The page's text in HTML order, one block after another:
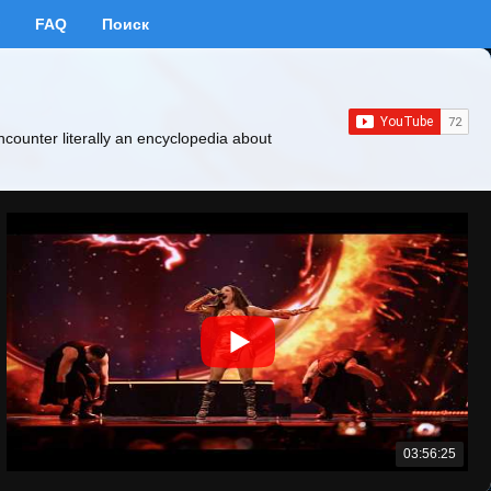
FAQ Поиск
literally an encyclopedia about
03:56:25